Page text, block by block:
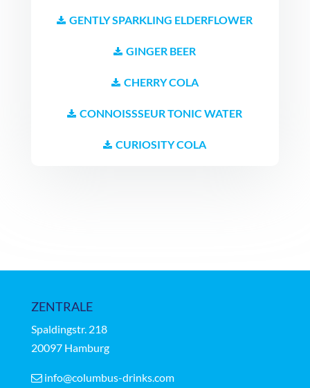
GENTLY SPARKLING ELDERFLOWER
GINGER BEER
CHERRY COLA
CONNOISSSEUR TONIC WATER
CURIOSITY COLA
ZENTRALE
Spaldingstr. 218
20097 Hamburg
info@columbus-drinks.com